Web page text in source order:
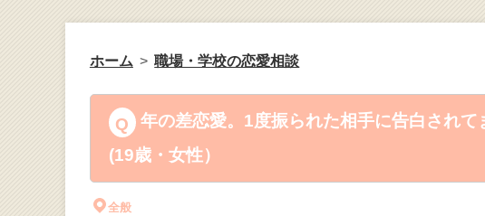
ホーム 職場・学校の恋愛相談
年の差恋愛。1度振られた相手に告白され
(19歳・女性）
全般